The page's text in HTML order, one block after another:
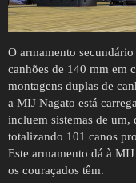
O armamento
canhões de 140 mm em
montagens duplas de
a MIJ Nagato está
incluem sistemas de um,
totalizando 101 canos
Este armamento dá à
os couraçados têm.